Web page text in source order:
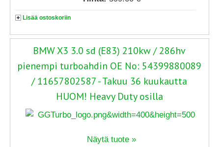
Lisää ostoskoriin
BMW X3 3.0 sd (E83) 210kw / 286hv
pienempi turboahdin OE No: 54399880089
/ 11657802587 - Takuu 36 kuukautta
HUOM! Heavy Duty osilla
Näytä tuote »